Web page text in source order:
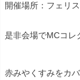
開催場所：フェリ
是非会場でMCコレ
赤みやくすみをカ